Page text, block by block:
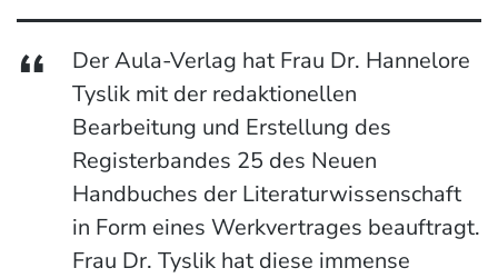
Der Aula-Verlag hat Frau Dr. Hannelore
Tyslik mit der redaktionellen
Bearbeitung und Erstellung des
Registerbandes 25 des Neuen
Handbuches der Literaturwissenschaft
in Form eines Werkvertrages beauftragt.
Frau Dr. Tyslik hat diese immense